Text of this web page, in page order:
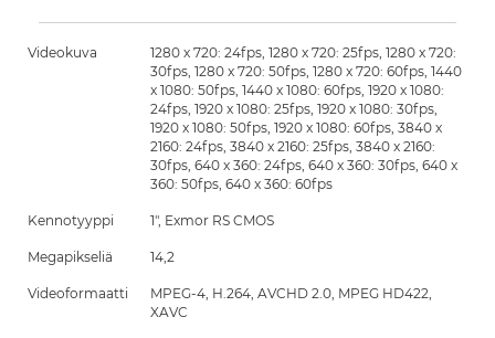
Videokuva
1280 x 720: 24fps, 1280 x 720: 25fps, 1280 x 720:
30fps, 1280 x 720: 50fps, 1280 x 720: 60fps, 1440
x 1080: 50fps, 1440 x 1080: 60fps, 1920 x 1080:
24fps, 1920 x 1080: 25fps, 1920 x 1080: 30fps,
1920 x 1080: 50fps, 1920 x 1080: 60fps, 3840 x
2160: 24fps, 3840 x 2160: 25fps, 3840 x 2160:
30fps, 640 x 360: 24fps, 640 x 360: 30fps, 640 x
360: 50fps, 640 x 360: 60fps
Kennotyyppi 1", Exmor RS CMOS
Megapikseliä 14,2
Videoformaatti
MPEG-4, H.264, AVCHD 2.0, MPEG HD422,
XAVC